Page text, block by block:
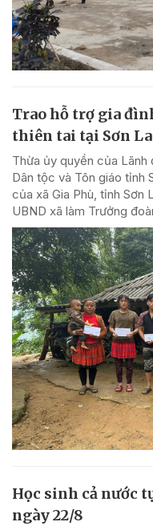
Trao hỗ trợ gia
thiên tai tại Sơn La
Thừa ủy quyền của Lãnh
Dân tộc và Tôn giáo tỉnh
của xã Gia Phù, tỉnh Sơn
UBND xã làm Trưởng
Học sinh cả nước
ngày 22/8